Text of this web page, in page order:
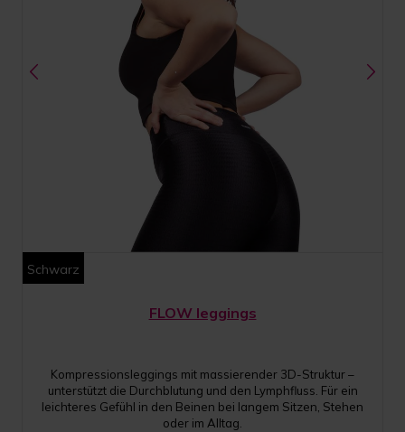
Schwarz
FLOW leggings
Kompressionsleggings mit massierender 3D-Struktur –
unterstützt die Durchblutung und den Lymphfluss. Für ein
leichteres Gefühl in den Beinen bei langem Sitzen, Stehen
oder im Alltag.